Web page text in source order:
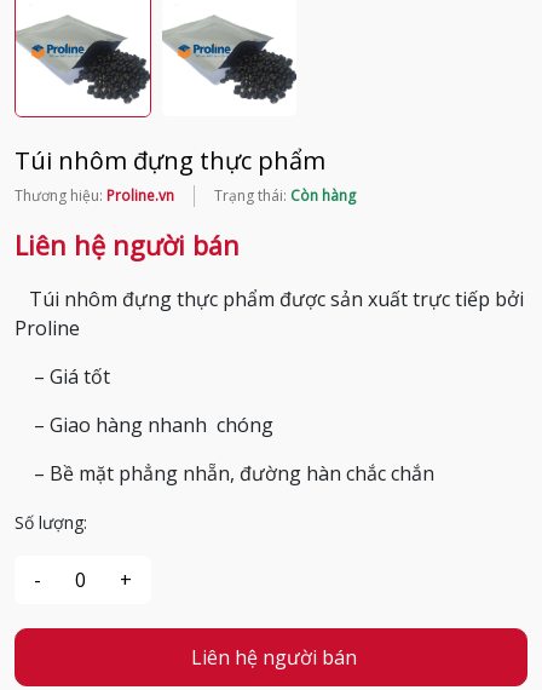
Túi nhôm đựng thực phẩm
Thương hiệu: Proline.vn Trạng thái: Còn hàng
Liên hệ người bán
Túi nhôm đựng thực phẩm được sản xuất trực tiếp bởi
Proline
– Giá tốt
– Giao hàng nhanh chóng
– Bề mặt phẳng nhẵn, đường hàn chắc chắn
Số lượng:
Liên hệ người bán